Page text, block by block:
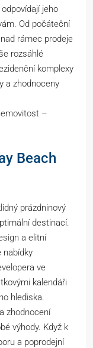
jeho
Od počáteční
rámec prodeje
rozsáhlé
komplexy
a zhodnoceny
–
Beach
prázdninový
destinací.
a elitní
nabídky
ve
kalendáři
hlediska.
zhodnocení
výhody. Když k
a poprodejní